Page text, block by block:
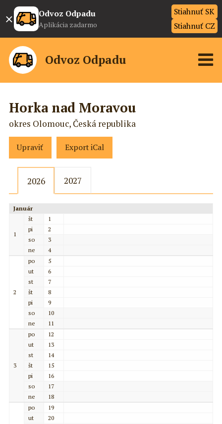
× Odvoz Odpadu
Aplikácia zadarmo
Stiahnuť SK
Stiahnuť CZ
Odvoz Odpadu
Horka nad Moravou
okres Olomouc, Česká republika
Upraviť Export iCal
2026 2027
Január
1
št
1
pi
2
so
3
ne
4
2
po
5
ut
6
st
7
št
8
pi
9
so
10
ne
11
3
po
12
ut
13
st
14
št
15
pi
16
so
17
ne
18
po
19
ut
20